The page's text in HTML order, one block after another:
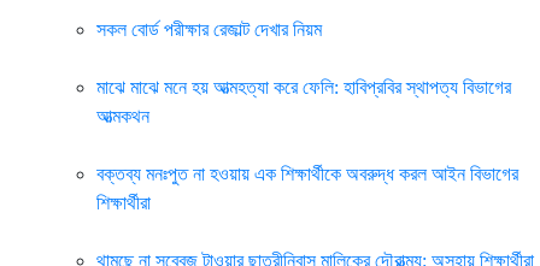
সকল বোর্ড পরীক্ষার রেজাল্ট দেখার নিয়ম
মাঝে মাঝে মনে হয় আত্মহত্যা করে ফেলি: হাবিপ্রবির স্থাপত্য বিভাগের
আত্মকথন
বক্তব্য মনঃপুত না হওয়ায় এক শিক্ষার্থীকে অবরুদ্ধ করল আইন বিভাগের
শিক্ষার্থীরা
থামছে না সব্বেজ টাওয়ার ছাত্রীনিবাস মালিকের দৌরাত্ম্য: অসহায় শিক্ষার্থীরা